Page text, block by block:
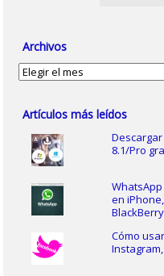
Archivos
Archivos
Artículos más leídos
8.1/Pro
en
BlackBerry
Cómo